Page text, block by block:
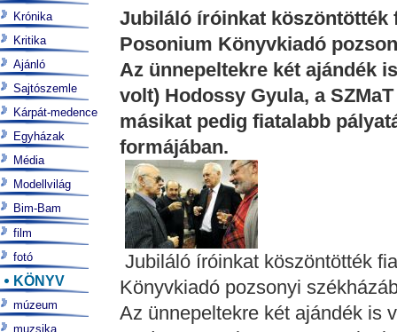
Jubiláló íróinkat köszöntötték
Posonium Könyvkiadó
Az ünnepeltekre két ajándék
volt) Hodossy Gyula, a
másikat pedig fiatalabb
formájában.
Jubiláló íróinkat köszöntötték
Könyvkiadó pozsonyi
Az ünnepeltekre két ajándék is
Krónika
Kritika
Ajánló
Sajtószemle
Kárpát-medence
Egyházak
Média
Modellvilág
Bim-Bam
film
fotó
KÖNYV
múzeum
muzsika